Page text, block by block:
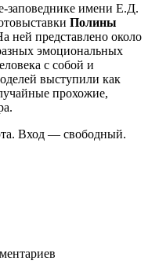
заповеднике имени Е.Д.
Полины
ней представлено около
эмоциональных
с собой и
выступили как
прохожие,
Вход — свободный.